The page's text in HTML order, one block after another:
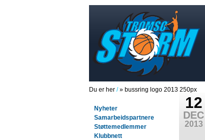
Du er her /» bussring logo 2013 250px
Nyheter
Samarbeidspartnere
Støttemedlemmer
Klubbnett
12
DEC
2013